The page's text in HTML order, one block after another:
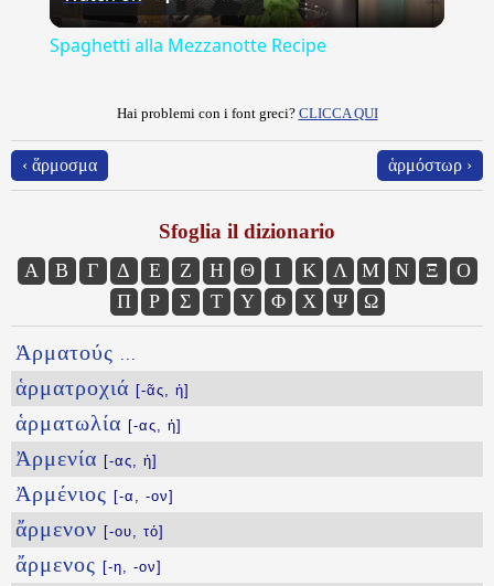
Video
Spaghetti alla Mezzanotte Recipe
Hai problemi con i font greci? CLICCA QUI
‹ ἅρμοσμα ἁρμόστωρ ›
Sfoglia il dizionario
Α Β Γ Δ Ε Ζ Η Θ Ι Κ Λ Μ Ν Ξ
Ο
Π
Ρ Σ Τ Υ Φ Χ Ψ Ω
Ἁρματούς ...
ἁρματροχιά [-ᾶς, ἡ]
ἁρματωλία [-ας, ἡ]
Ἀρμενία [-ας, ἡ]
Ἀρμένιος [-α, -ον]
ἄρμενον [-ου, τό]
ἄρμενος [-η, -ον]